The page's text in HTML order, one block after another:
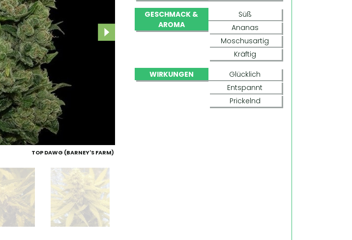
TOP DAWG (BARNEY'S FARM)
GESCHMACK &
AROMA
Süß
Ananas
Moschusartig
Kräftig
WIRKUNGEN
Glücklich
Entspannt
Prickelnd